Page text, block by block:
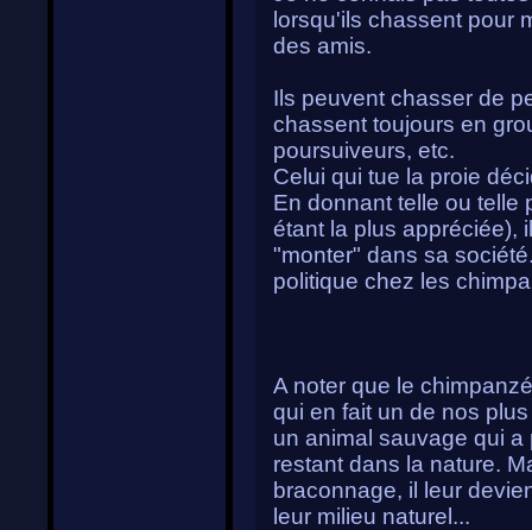
lorsqu'ils chassent pour
des amis.
Ils peuvent chasser de
chassent toujours en
poursuiveurs, etc.
Celui qui tue la proie
En donnant telle ou telle
étant la plus appréciée),
"monter" dans sa
politique chez les
A noter que le
qui en fait un de nos
un animal sauvage qui
restant dans la nature.
braconnage, il leur
leur milieu naturel...